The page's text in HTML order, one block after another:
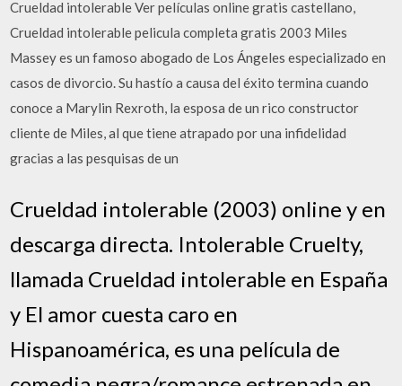
Crueldad intolerable Ver películas online gratis castellano,
Crueldad intolerable pelicula completa gratis 2003 Miles
Massey es un famoso abogado de Los Ángeles especializado en
casos de divorcio. Su hastío a causa del éxito termina cuando
conoce a Marylin Rexroth, la esposa de un rico constructor
cliente de Miles, al que tiene atrapado por una infidelidad
gracias a las pesquisas de un
Crueldad intolerable (2003) online y en
descarga directa. Intolerable Cruelty,
llamada Crueldad intolerable en España
y El amor cuesta caro en
Hispanoamérica, es una película de